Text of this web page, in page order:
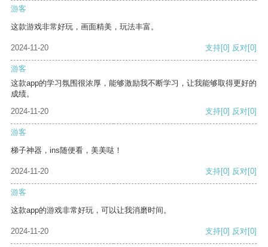
游客
这款游戏非常好玩，画面精美，玩法丰富。
2024-11-20 支持[0] 反对[0]
游客
这款app的学习氛围很浓厚，能够激励我不断学习，让我能够取得更好的
成绩。
2024-11-20
支持[0] 反对[0]
游客
梯子神器，ins随便看，美美哒！
2024-11-20 支持[0] 反对[0]
游客
这款app的游戏非常好玩，可以让我消磨时间。
2024-11-20 支持[0] 反对[0]